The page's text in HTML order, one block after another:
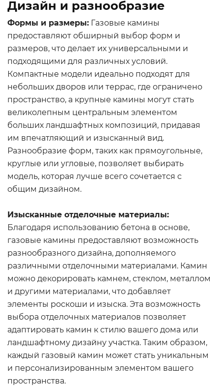
Дизайн и разнообразие
Формы и размеры: Газовые камины
предоставляют обширный выбор форм и
размеров, что делает их универсальными и
подходящими для различных условий.
Компактные модели идеально подходят для
небольших дворов или террас, где ограничено
пространство, а крупные камины могут стать
великолепным центральным элементом
больших ландшафтных композиций, придавая
им впечатляющий и изысканный вид.
Разнообразие форм, таких как прямоугольные,
круглые или угловые, позволяет выбирать
модель, которая лучше всего сочетается с
общим дизайном.
Изысканные отделочные материалы:
Благодаря использованию бетона в основе,
газовые камины предоставляют возможность
разнообразного дизайна, дополняемого
различными отделочными материалами. Камин
можно декорировать камнем, стеклом, металлом
и другими материалами, что добавляет
элементы роскоши и изыска. Эта возможность
выбора отделочных материалов позволяет
адаптировать камин к стилю вашего дома или
ландшафтному дизайну участка. Таким образом,
каждый газовый камин может стать уникальным
и персонализированным элементом вашего
пространства.